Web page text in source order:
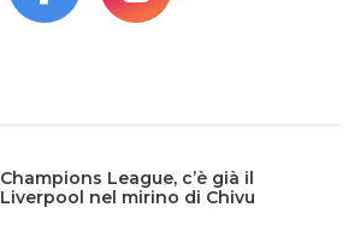
Champions League, c’è già il
Liverpool nel mirino di Chivu